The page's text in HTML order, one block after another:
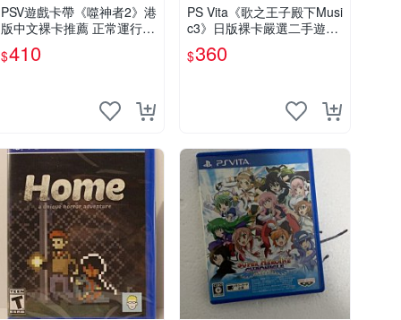
PSV遊戲卡帶《噬神者2》港
版中文裸卡推薦 正常運行適
用PSV機嚴選商品 可收藏 港
版 PSV 卡帶 噴射型 獎杯機
$410
PS Vita《歌之王子殿下Musi
c3》日版裸卡嚴選二手遊
戲，實測功能正常，僅售不
退不換 psv psp vita 卡帶
$360